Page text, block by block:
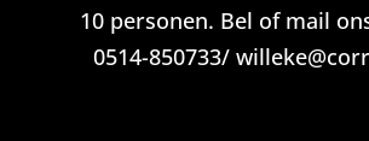
10 personen. Bel of mail
0514-850733/